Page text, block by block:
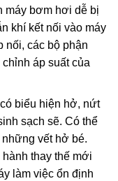
máy bơm hơi dễ bị
khí kết nối vào máy
nối, các bộ phận
áp suất của
biểu hiện hở, nứt
sạch sẽ. Có thể
vết hở bé.
thay thế mới
làm việc ổn định